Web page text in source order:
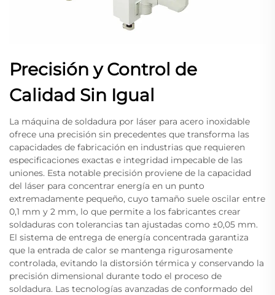
Precisión y Control de
Calidad Sin Igual
La máquina de soldadura por láser para acero inoxidable
ofrece una precisión sin precedentes que transforma las
capacidades de fabricación en industrias que requieren
especificaciones exactas e integridad impecable de las
uniones. Esta notable precisión proviene de la capacidad
del láser para concentrar energía en un punto
extremadamente pequeño, cuyo tamaño suele oscilar entre
0,1 mm y 2 mm, lo que permite a los fabricantes crear
soldaduras con tolerancias tan ajustadas como ±0,05 mm.
El sistema de entrega de energía concentrada garantiza
que la entrada de calor se mantenga rigurosamente
controlada, evitando la distorsión térmica y conservando la
precisión dimensional durante todo el proceso de
soldadura. Las tecnologías avanzadas de conformado del